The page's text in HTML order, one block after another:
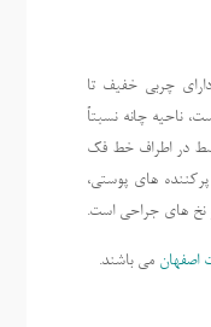
چربی خفیف تا
ناحیه چانه نسبتاً
در اطراف خط فک
های پوستی،
نخ های جراحی است.
اصفهان می باشند.